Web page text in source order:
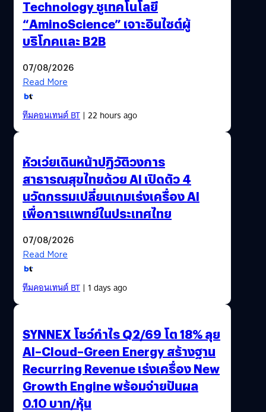
Technology ชูเทคโนโลยี
“AminoScience” เจาะอินไซต์ผู้
บริโภคและ B2B
07/08/2026
Read More
ทีมคอนเทนต์ BT| 22 hours ago
หัวเว่ยเดินหน้าปฏิวัติวงการ
สาธารณสุขไทยด้วย AI เปิดตัว 4
นวัตกรรมเปลี่ยนเกมเร่งเครื่อง AI
เพื่อการแพทย์ในประเทศไทย
07/08/2026
Read More
ทีมคอนเทนต์ BT| 1 days ago
SYNNEX โชว์กำไร Q2/69 โต 18% ลุย
AI–Cloud–Green Energy สร้างฐาน
Recurring Revenue เร่งเครื่อง New
Growth Engine พร้อมจ่ายปันผล
0.10 บาท/หุ้น